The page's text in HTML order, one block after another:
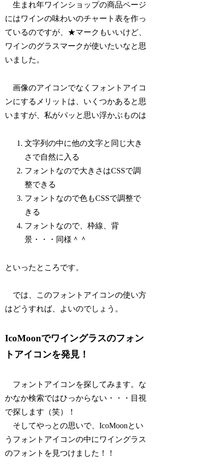
生まれ年ワインショップの商品ページ
にはワインの味わいのチャート表を作っ
ているのですが、★マークもいいけど、
ワインのグラスマークが使いたいなと思
いました。
画像のアイコンでなくフォントアイコ
ンにするメリットは、いくつかあると思
いますが、私がパッと思い浮かぶものは
文字列の中に他の文字と同じ大き
さで自然に入る
フォントなので大きさはCSSで調
整できる
フォントなので色もCSSで調整で
きる
フォントなので、枠線、背
景・・・同様＾＾
といったところです。
では、このフォントアイコンの使い方
はどうすれば、よいのでしょう。
IcoMoonでワイングラスのフォン
トアイコンを発見！
フォントアイコンを探してみます。な
かなか検索ではひっからない・・・目視
で探します（笑）！
そしてやっとの思いで、IcoMoonとい
うフォントアイコンの中にワイングラス
のフォントを見つけました！！